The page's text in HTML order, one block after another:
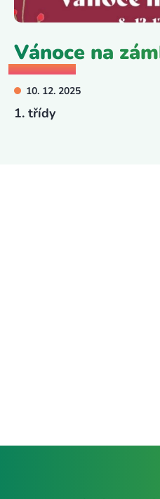
Vánoce na
10. 12. 2025
1. třídy